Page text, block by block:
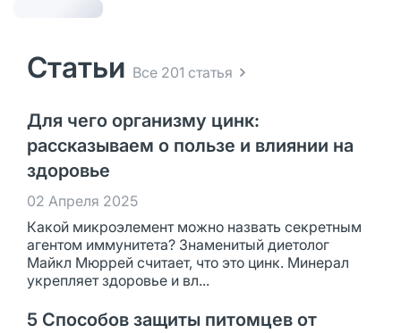
Статьи Все 201 статья
Для чего организму цинк:
рассказываем о пользе и влиянии на
здоровье
02 Апреля 2025
Какой микроэлемент можно назвать секретным
агентом иммунитета? Знаменитый диетолог
Майкл Мюррей считает, что это цинк. Минерал
укрепляет здоровье и вл...
5 Способов защиты питомцев от